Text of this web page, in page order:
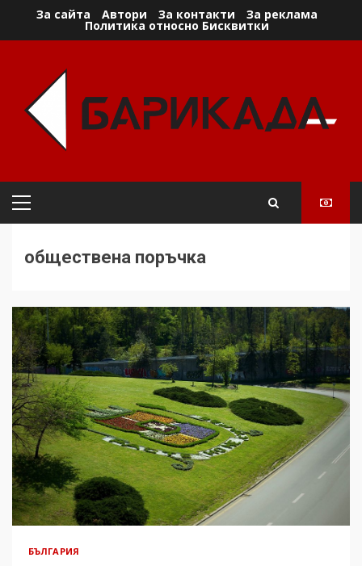
За сайта Автори За контакти За реклама
Политика относно Бисквитки
Primary
обществена поръчка
БЪЛГАРИЯ